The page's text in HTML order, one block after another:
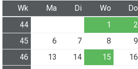
Wk Ma Di Wo Do
44
1 2
45
6 7 8 9
46
13 14 15 16